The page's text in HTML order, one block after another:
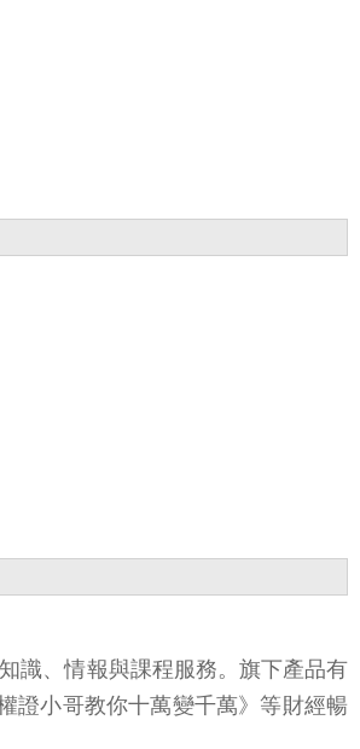
識、情報與課程服務。旗下產品有
證小哥教你十萬變千萬》等財經暢